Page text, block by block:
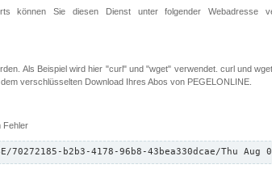
können Sie diesen Dienst unter folgender Webadresse
Als Beispiel wird hier "curl" und "wget" verwendet. curl und
verschlüsselten Download Ihres Abos von PEGELONLINE.
Fehler
b2b3-4178-96b8-43bea330dcae/Thu Aug